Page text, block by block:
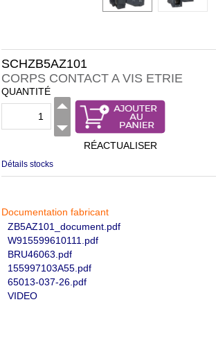
SCHZB5AZ101
CORPS CONTACT A VIS ETRIE
QUANTITÉ
RÉACTUALISER
Détails stocks
Documentation fabricant
ZB5AZ101_document.pdf
W915599610111.pdf
BRU46063.pdf
155997103A55.pdf
65013-037-26.pdf
VIDEO